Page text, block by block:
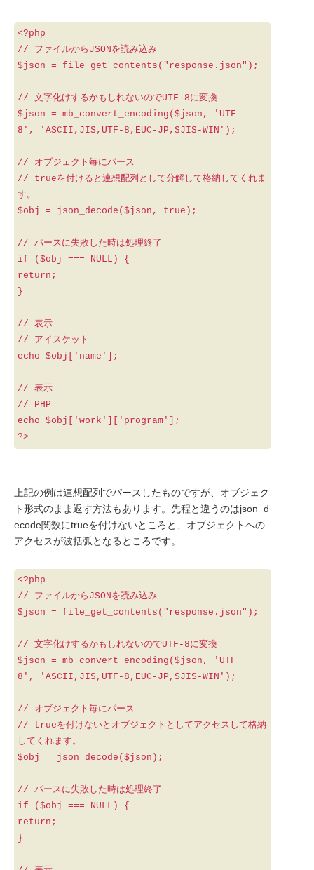
<?php
// ファイルからJSONを読み込み
$json = file_get_contents("response.json");
// 文字化けするかもしれないのでUTF-8に変換
$json = mb_convert_encoding($json, 'UTF
8', 'ASCII,JIS,UTF-8,EUC-JP,SJIS-WIN');
// オブジェクト毎にパース
// trueを付けると連想配列として分解して格納してくれま
す。
$obj = json_decode($json, true);
// パースに失敗した時は処理終了
if ($obj === NULL) {
return;
}
// 表示
// アイスケット
echo $obj['name'];
// 表示
// PHP
echo $obj['work']['program'];
?>
上記の例は連想配列でパースしたものですが、オブジェク
ト形式のまま返す方法もあります。先程と違うのはjson_d
ecode関数にtrueを付けないところと、オブジェクトへの
アクセスが波括弧となるところです。
<?php
// ファイルからJSONを読み込み
$json = file_get_contents("response.json");
// 文字化けするかもしれないのでUTF-8に変換
$json = mb_convert_encoding($json, 'UTF
8', 'ASCII,JIS,UTF-8,EUC-JP,SJIS-WIN');
// オブジェクト毎にパース
// trueを付けないとオブジェクトとしてアクセスして格納
してくれます。
$obj = json_decode($json);
// パースに失敗した時は処理終了
if ($obj === NULL) {
return;
}